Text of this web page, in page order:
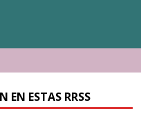
EN ESTAS RRSS